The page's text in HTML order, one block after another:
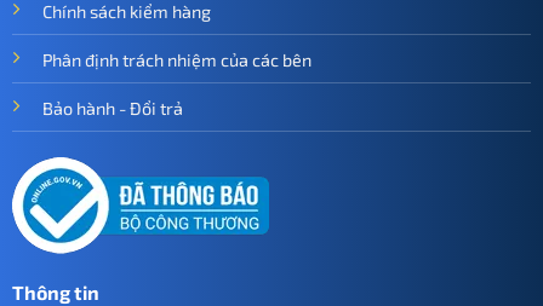
Chính sách kiểm hàng
Phân định trách nhiệm của các bên
Bảo hành - Đổi trả
Thông tin